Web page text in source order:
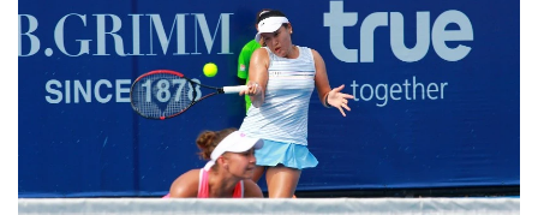
สุดท้าย ซากุระ ฮอนโดะ (ญี่ปุ่น) ชนะ ธมจันทร์ มอมขุนทด 4-6,
7-5, 10-4(ซูเปอร์ไทเบรก), แม็กกี้ อึ้ง หม่าน หยิง (ฮ่องกง) ชนะ
ศุภาพิชญ์ เกือรัมย์ 7-5, 6-3, เมอิ ยามากูชิ (ญี่ปุ่น) ชนะ พัณณิน
โควาพิทักษ์เทศ 6-2, 6-4